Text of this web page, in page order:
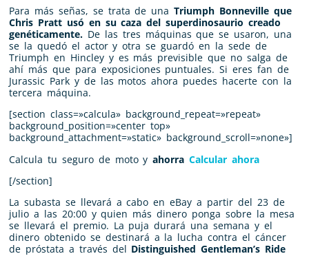
Para más señas, se trata de unaTriumph Bonneville que
Chris Pratt usó en su caza del superdinosaurio creado
genéticamente. De las tres máquinas que se usaron, una
se la quedó el actor y otra se guardó en la sede de
Triumph en Hincley y es más previsible que no salga de
ahí más que para exposiciones puntuales. Si eres fan de
Jurassic Park y de las motos ahora puedes hacerte con la
tercera máquina.
[section class=»calcula» background_repeat=»repeat»
background_position=»center top»
background_attachment=»static» background_scroll=»none»]
Calcula tu seguro de moto yahorra Calcular ahora
[/section]
La subasta se llevará a cabo en eBay a partir del 23 de
julio a las 20:00 y quien más dinero ponga sobre la mesa
se llevará el premio. La puja durará una semana y el
dinero obtenido se destinará a la lucha contra el cáncer
de próstata a través del Distinguished Gentleman’s Ride